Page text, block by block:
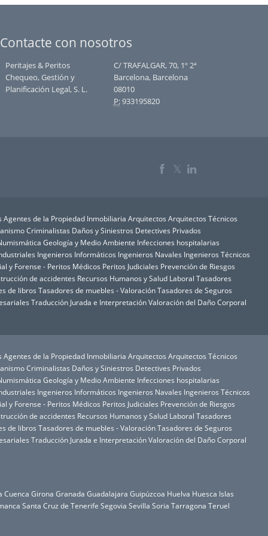
Contacte con nosotros
Peritajes & Peritos
Chequeo, Gestión y
Planificación Legal, S. L.
C/ TRAFALGAR, 70, 1º 2ª
Barcelona, Barcelona
08010
P:933195820
𝕏
Agentes de la Propiedad Inmobiliaria Arquitectos Arquitectos Técnicos
Criminalistas Daños y Siniestros Detectives Privados
Geología y Medio Ambiente Infecciones hospitalarias
Ingenieros Informáticos Ingenieros Navales Ingenieros Técnicos
y Forense - Peritos Médicos Peritos Judiciales Prevención de Riesgos
de accidentes Recursos Humanos y Salud Laboral Tasadores
de libros Tasadores de muebles - Valoración Tasadores de Seguros
Traducción Jurada e Interpretación Valoración del Daño Corporal
Agentes de la Propiedad Inmobiliaria Arquitectos Arquitectos Técnicos
Criminalistas Daños y Siniestros Detectives Privados
Geología y Medio Ambiente Infecciones hospitalarias
Ingenieros Informáticos Ingenieros Navales Ingenieros Técnicos
y Forense - Peritos Médicos Peritos Judiciales Prevención de Riesgos
de accidentes Recursos Humanos y Salud Laboral Tasadores
de libros Tasadores de muebles - Valoración Tasadores de Seguros
Traducción Jurada e Interpretación Valoración del Daño Corporal
Cuenca Girona Granada Guadalajara Guipúzcoa Huelva Huesca Islas
Santa Cruz de Tenerife Segovia Sevilla Soria Tarragona Teruel